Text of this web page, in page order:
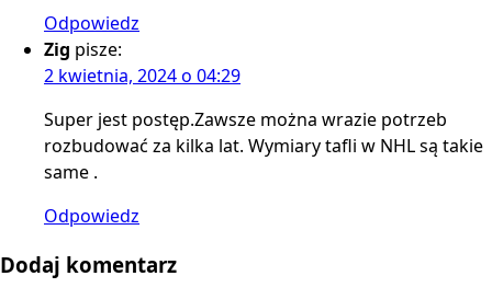
Odpowiedz
Zig pisze:
2 kwietnia, 2024 o 04:29
Super jest postęp.Zawsze można wrazie potrzeb
rozbudować za kilka lat. Wymiary tafli w NHL są takie
same .
Odpowiedz
Dodaj komentarz